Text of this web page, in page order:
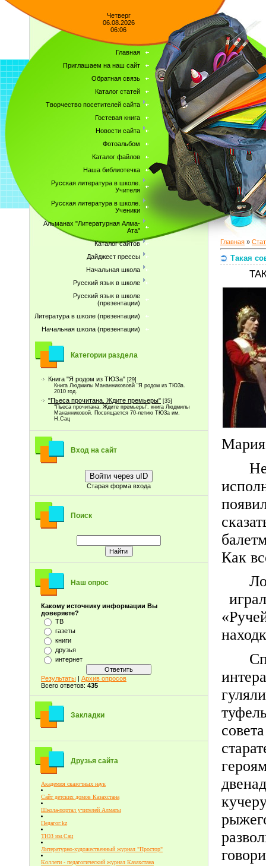
Четверг
06.08.2026
06:06
Главная
Приглашаем на наш сайт
Обратная связь
Каталог статей
Творчество посетителей сайта
Гостевая книга
Новости сайта
Фотоальбом
Каталог файлов
Наша библиотечка
Русская литература в школе.
Учителя
Русская литература в школе.
Ученики
Альманах "Литературная Алма-
Ата"
Каталог сайтов
Дайджест прессы
Начальная школа
Русский язык в школе
Русский язык в школе
(презентации)
Литература в школе (презентации)
Начальная школа (презентации)
Категории раздела
Книга "Я родом из ТЮЗа" [29]
Книга Людмилы Мананникововй "Я родом из ТЮЗа.
2010 год.
"Пьеса прочитана. Ждите премьеры" [35]
"Пьеса прочитана. Ждите премьеры". книга Людмилы
Мананниковой. Посвящается 70-летию ТЮЗа им.
Н.Сац
Вход на сайт
Войти через uID
Старая форма входа
Поиск
Наш опрос
Какому источнику информации Вы
доверяете?
ТВ
газеты
книги
друзья
интернет
Результаты | Архив опросов
Всего ответов: 435
Закладки
Друзья сайта
Академия сказочных наук
Сайт детских домов Казахстана
Школа-портал учителей Алматы
Педагог.kz
ТЮЗ им.Сац
Литературно-художественный журнал "Простор"
Коллеги - педагогический журнал Казахстана
Главная »
Такая
Как